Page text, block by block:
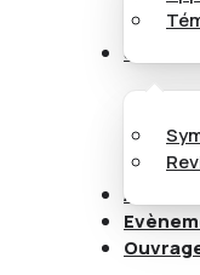
Articles